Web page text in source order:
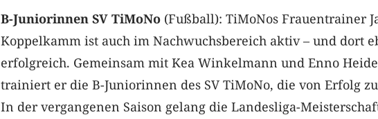
B-Juniorinnen SV TiMoNo (Fußball): TiMoNos Frauentrainer
Koppelkamm ist auch im Nachwuchsbereich aktiv – und dort
erfolgreich. Gemeinsam mit Kea Winkelmann und Enno
trainiert er die B-Juniorinnen des SV TiMoNo, die von Erfolg
In der vergangenen Saison gelang die Landesliga-